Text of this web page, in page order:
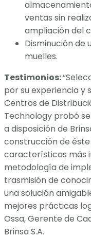
ventas sin
ampliación del
Disminución de
muelles.
Testimonios:
por su experiencia y
Centros de
Technology probó
a disposición de
construcción de éste
características más
metodología de
trasmisión de
una solución
mejores prácticas
Ossa, Gerente de
Brinsa S.A.